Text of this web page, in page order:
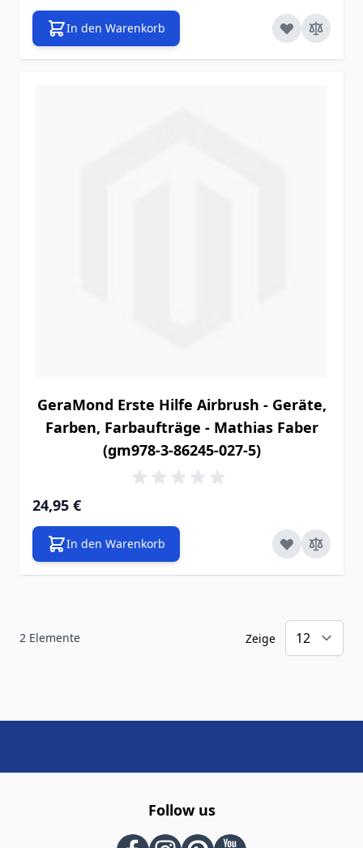
In den Warenkorb
GeraMond Erste Hilfe Airbrush - Geräte,
Farben, Farbaufträge - Mathias Faber
(gm978-3-86245-027-5)
24,95 €
In den Warenkorb
2 Elemente Zeige
Follow us